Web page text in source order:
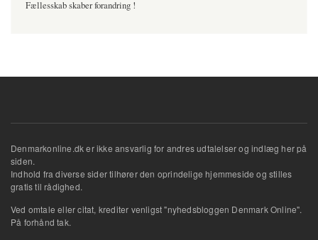
Fællesskab skaber forandring !
Denmarkonline.dk er ikke ansvarlig for andres udtalelser og indlæg her på
siden.
Indhold fra diverse sider tilhører den oprindelige hjemmeside og stilles
gratis til rådighed.
Ved omtale eller citat, krediter venligst "nyhedsbloggen Denmark Online".
På forhånd tak.